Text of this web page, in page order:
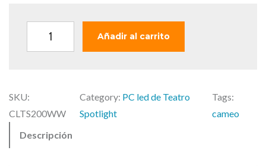
a
l
e
:
9
e
:
9
o
T
S
Añadir al carrito
SKU:
CLTS200WW
Category: PC led de Teatro
Spotlight
Tags:
cameo
Descripción